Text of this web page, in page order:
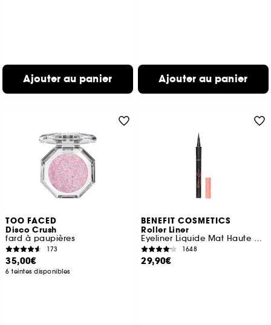
Ajouter au panier Ajouter au panier
TOO FACED
Disco Crush
fard à paupières
173
35,00€
6 teintes disponibles
BENEFIT COSMETICS
Roller Liner
Eyeliner Liquide Mat Haute Precision
1648
29,90€